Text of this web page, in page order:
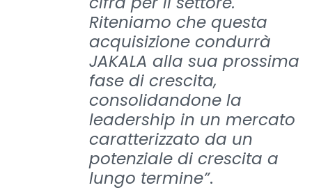
Riteniamo che questa
acquisizione condurrà
JAKALA alla sua prossima
fase di crescita,
consolidandone la
leadership in un mercato
caratterizzato da un
potenziale di crescita a
lungo termine”.